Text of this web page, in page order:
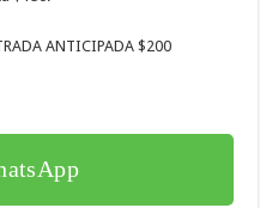
ANTICIPADA $200